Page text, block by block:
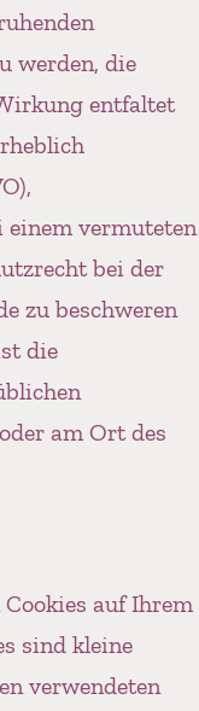
werden, die
entfaltet
einem vermuteten
bei der
zu beschweren
die
am Ort des
auf Ihrem
sind kleine
verwendeten